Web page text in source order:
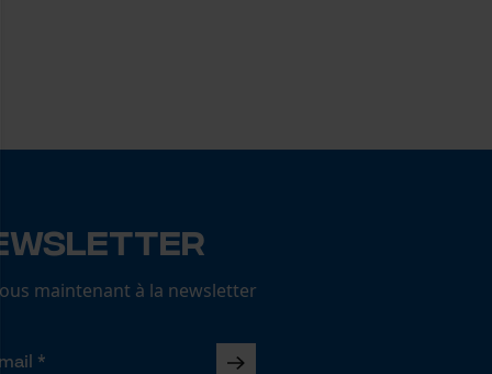
maintenant à la newsletter